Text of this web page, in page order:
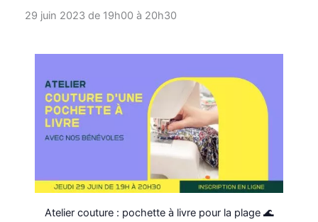
29 juin 2023 de 19h00à 20h30
Atelier couture : pochette à livre pour la plage 🌊